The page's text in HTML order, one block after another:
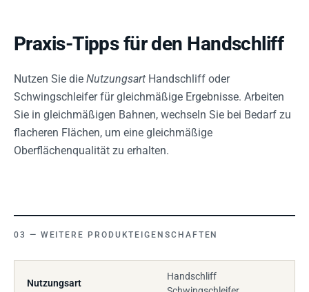
Praxis-Tipps für den Handschliff
Nutzen Sie die Nutzungsart Handschliff oder
Schwingschleifer für gleichmäßige Ergebnisse. Arbeiten
Sie in gleichmäßigen Bahnen, wechseln Sie bei Bedarf zu
flacheren Flächen, um eine gleichmäßige
Oberflächenqualität zu erhalten.
WEITERE PRODUKTEIGENSCHAFTEN
Nutzungsart
Handschliff